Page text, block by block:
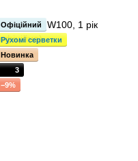
Офіційний
Рухомі серветки
Новинка
3
−9%